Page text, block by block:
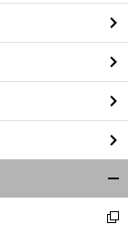
閉
新